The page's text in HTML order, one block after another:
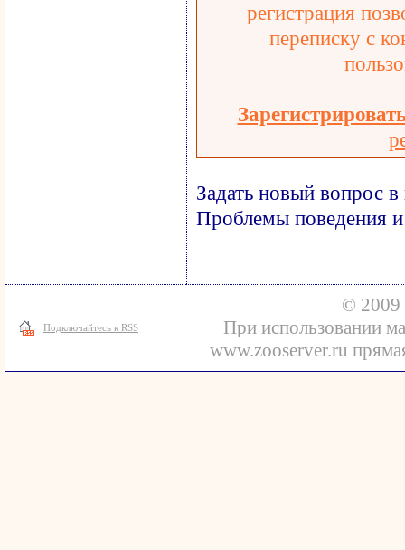
регистрация
переписку с
Задать новый вопрос
Проблемы поведения и
Подключайтесь к RSS
© 2009
При использовании
www.zooserver.ru